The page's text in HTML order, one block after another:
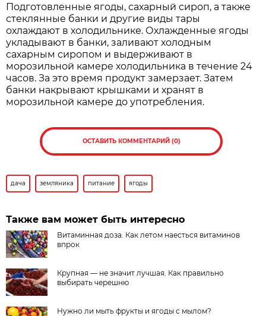
Подготовленные ягоды, сахарный сироп, а также
стеклянные банки и другие виды тары
охлаждают в холодильнике. Охлажденные ягоды
укладывают в банки, заливают холодным
сахарным сиропом и выдерживают в
морозильной камере холодильника в течение 24
часов. За это время продукт замерзает. Затем
банки накрывают крышками и хранят в
морозильной камере до употребления.
ОСТАВИТЬ КОММЕНТАРИЙ (0)
дача земляника питание ягоды
Также вам может быть интересно
Витаминная доза. Как летом наесться витаминов
впрок
Крупная — не значит лучшая. Как правильно
выбирать черешню
Нужно ли мыть фрукты и ягоды с мылом?